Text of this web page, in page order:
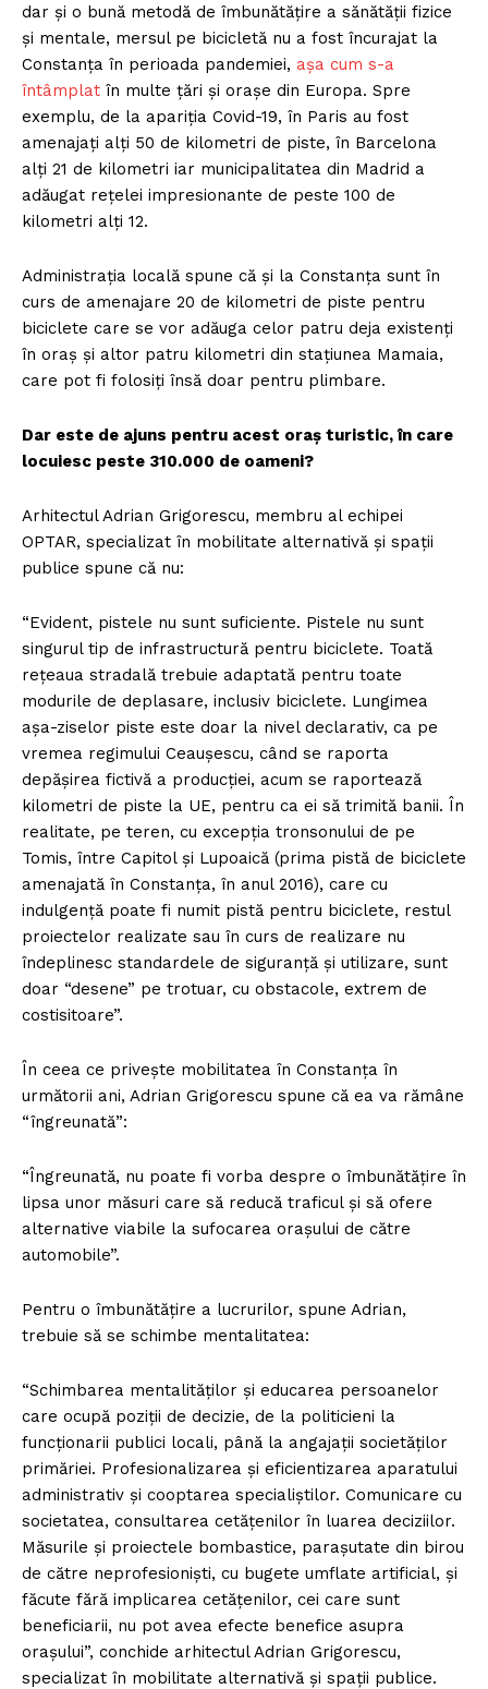
dar și o bună metodă de îmbunătățire a sănătății fizice
și mentale, mersul pe bicicletă nu a fost încurajat la
Constanța în perioada pandemiei, așa cum s-a
întâmplat în multe țări și orașe din Europa. Spre
exemplu, de la apariția Covid-19, în Paris au fost
amenajați alți 50 de kilometri de piste, în Barcelona
alți 21 de kilometri iar municipalitatea din Madrid a
adăugat rețelei impresionante de peste 100 de
kilometri alți 12.
Administrația locală spune că și la Constanța sunt în
curs de amenajare 20 de kilometri de piste pentru
biciclete care se vor adăuga celor patru deja existenți
în oraș și altor patru kilometri din stațiunea Mamaia,
care pot fi folosiți însă doar pentru plimbare.
Dar este de ajuns pentru acest oraș turistic, în care
locuiesc peste 310.000 de oameni?
Arhitectul Adrian Grigorescu, membru al echipei
OPTAR, specializat în mobilitate alternativă și spații
publice spune că nu:
“Evident, pistele nu sunt suficiente. Pistele nu sunt
singurul tip de infrastructură pentru biciclete. Toată
rețeaua stradală trebuie adaptată pentru toate
modurile de deplasare, inclusiv biciclete. Lungimea
așa-ziselor piste este doar la nivel declarativ, ca pe
vremea regimului Ceaușescu, când se raporta
depășirea fictivă a producției, acum se raportează
kilometri de piste la UE, pentru ca ei să trimită banii. În
realitate, pe teren, cu excepția tronsonului de pe
Tomis, între Capitol și Lupoaică (prima pistă de biciclete
amenajată în Constanța, în anul 2016), care cu
indulgență poate fi numit pistă pentru biciclete, restul
proiectelor realizate sau în curs de realizare nu
îndeplinesc standardele de siguranță și utilizare, sunt
doar “desene” pe trotuar, cu obstacole, extrem de
costisitoare”.
În ceea ce privește mobilitatea în Constanța în
următorii ani, Adrian Grigorescu spune că ea va rămâne
“îngreunată”:
“Îngreunată, nu poate fi vorba despre o îmbunătățire în
lipsa unor măsuri care să reducă traficul și să ofere
alternative viabile la sufocarea orașului de către
automobile”.
Pentru o îmbunătățire a lucrurilor, spune Adrian,
trebuie să se schimbe mentalitatea:
“Schimbarea mentalităților și educarea persoanelor
care ocupă poziții de decizie, de la politicieni la
funcționarii publici locali, până la angajații societăților
primăriei. Profesionalizarea și eficientizarea aparatului
administrativ și cooptarea specialiștilor. Comunicare cu
societatea, consultarea cetățenilor în luarea deciziilor.
Măsurile și proiectele bombastice, parașutate din birou
de către neprofesioniști, cu bugete umflate artificial, și
făcute fără implicarea cetățenilor, cei care sunt
beneficiarii, nu pot avea efecte benefice asupra
orașului”, conchide arhitectul Adrian Grigorescu,
specializat în mobilitate alternativă și spații publice.